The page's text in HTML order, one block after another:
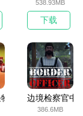
538.93MB
下载
生存挑战5
边境检察官中
386.6MB